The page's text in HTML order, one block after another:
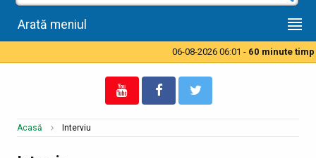
Arată meniul
06-08-2026 06:01 -60 minute timp de
Acasă Interviu